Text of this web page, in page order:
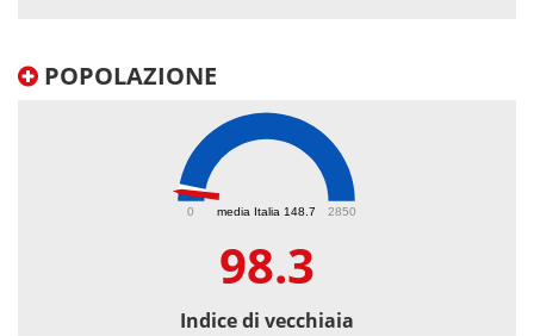
POPOLAZIONE
media Italia 148.7
0 2850
98.3
Indice di vecchiaia